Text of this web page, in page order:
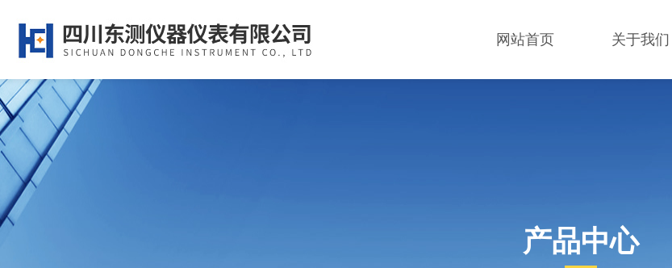
网站首页 关于我们
产品中心